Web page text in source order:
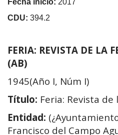
Fecha inicio: 2017
CDU: 394.2
FERIA: REVISTA DE LA
(AB)
1945(Año I, Núm I)
Título: Feria: Revista
Entidad:
Francisco del Campo